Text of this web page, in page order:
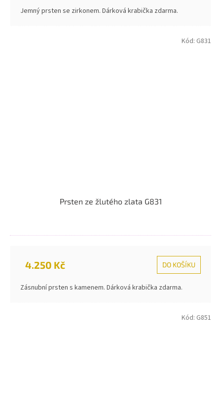
Jemný prsten se zirkonem. Dárková krabička zdarma.
Prsten ze žlutého zlata G831
4.250 Kč DO KOŠÍKU
Zásnubní prsten s kamenem. Dárková krabička zdarma.
Kód: G831
Kód: G851